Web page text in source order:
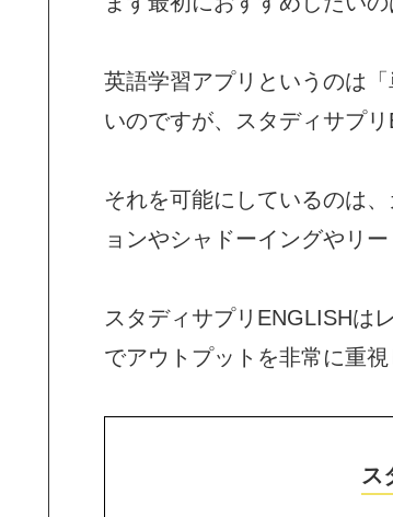
英語学習アプリというのは
いのですが、スタディサプ
それを可能にしているのは
ョンやシャドーイングやリ
スタディサプリENGLISHは
でアウトプットを非常に重視
ス